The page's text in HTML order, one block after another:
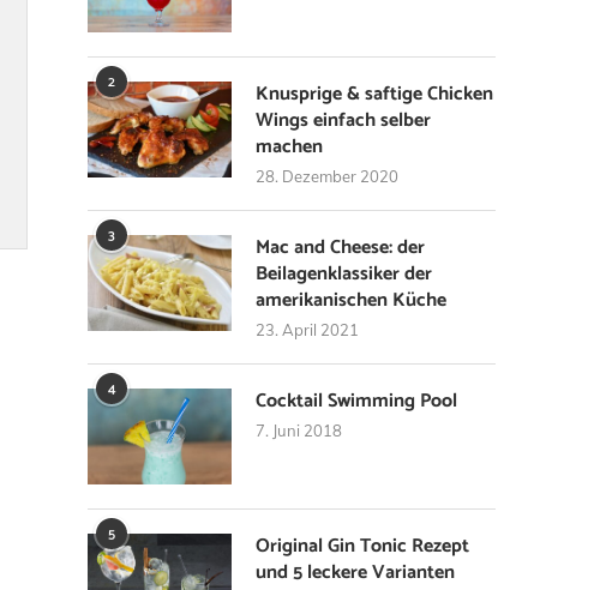
2
Knusprige & saftige Chicken
Wings einfach selber
machen
28. Dezember 2020
3
Mac and Cheese: der
Beilagenklassiker der
amerikanischen Küche
23. April 2021
4 Cocktail Swimming Pool
7. Juni 2018
5
Original Gin Tonic Rezept
und 5 leckere Varianten